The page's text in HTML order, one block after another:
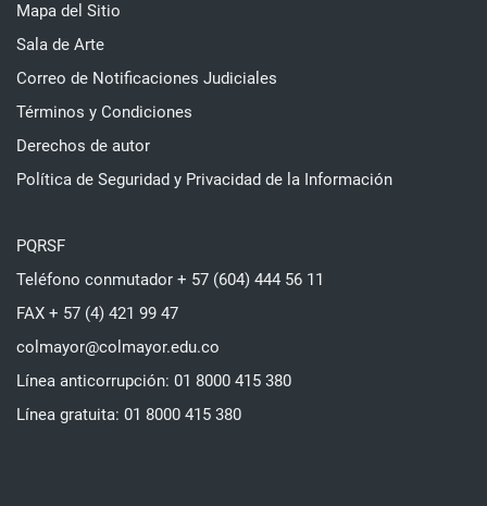
Mapa del Sitio
Sala de Arte
Correo de Notificaciones Judiciales
Términos y Condiciones
Derechos de autor
Política de Seguridad y Privacidad de la Información
PQRSF
Teléfono conmutador + 57 (604) 444 56 11
FAX + 57 (4) 421 99 47
colmayor@colmayor.edu.co
Línea anticorrupción: 01 8000 415 380
Línea gratuita: 01 8000 415 380